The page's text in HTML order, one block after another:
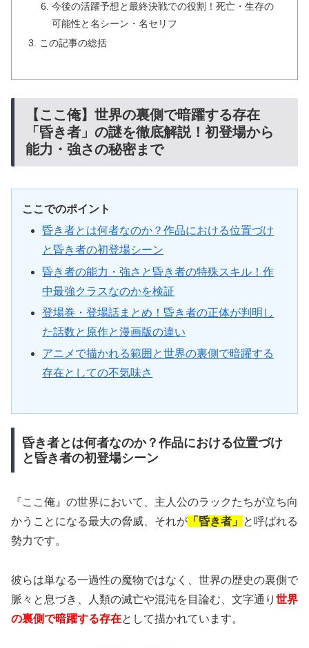
今後の活躍予想と最終決戦での役割！死亡・生存の
可能性と名シーン・名セリフ
この記事の総括
【ここ俺】世界の裏側で暗躍する存在
「昏き者」の謎を徹底解説！初登場から
能力・強さの秘密まで
ここでのポイント
昏き者とは何者なのか？作品における位置づけ
と昏き者の初登場シーン
昏き者の能力・強さと昏き者の特殊スキル！作
中最強クラスなのかを検証
登場巻・登場話まとめ！昏き者の正体が判明し
た話数と原作と漫画版の違い
アニメで描かれる範囲と世界の裏側で暗躍する
存在としての不気味さ
昏き者とは何者なのか？作品における位置づけ
と昏き者の初登場シーン
『ここ俺』の世界において、主人公のラックたちが立ち向
かうことになる最大の脅威、それが 「昏き者」
と呼ばれる
勢力です。
彼らは単なる一過性の魔物ではなく、世界の歴史の裏側で
脈々と息づき、人類の滅亡や混沌を目論む、文字通り 世界
の裏側で暗躍する存在として描かれています。